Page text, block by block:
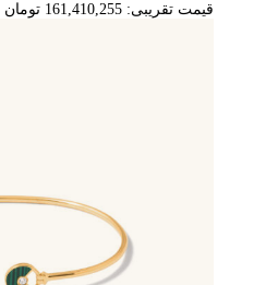
قیمت تقریبی:161,410,255 تومان